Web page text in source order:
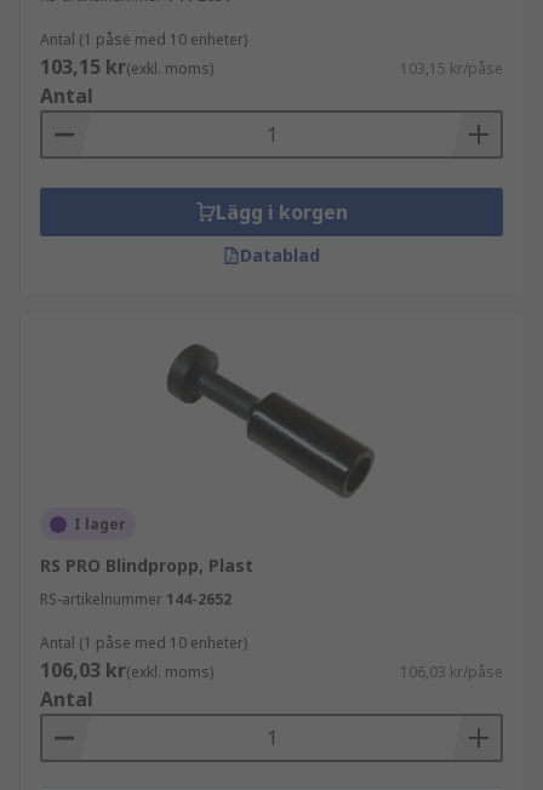
Antal (1 påse med 10 enheter)
103,15 kr(exkl. moms) 103,15 kr/påse
Antal
Lägg i korgen
Datablad
I lager
RS PRO Blindpropp, Plast
RS-artikelnummer 144-2652
Antal (1 påse med 10 enheter)
106,03 kr(exkl. moms) 106,03 kr/påse
Antal